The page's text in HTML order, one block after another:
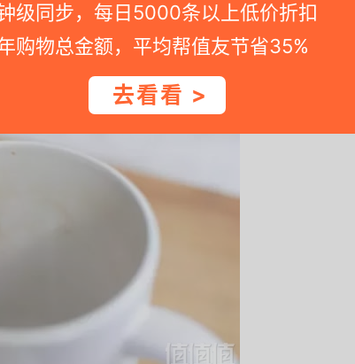
级同步，每日5000条以上低价折扣
购物总金额，平均帮值友节省35%
去看看 >
这时我们也可以使用牙膏反复擦拭，也可以轻松